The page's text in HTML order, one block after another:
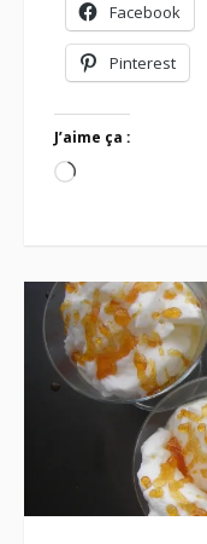
Facebook
Pinterest
J’aime ça :
Chargement…